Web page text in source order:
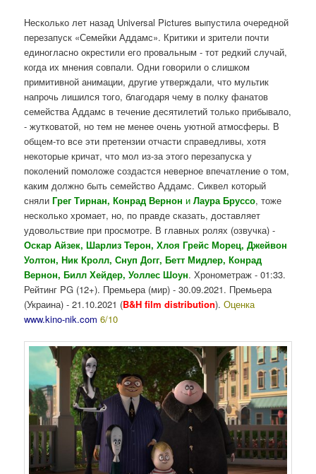
Несколько лет назад Universal Pictures выпустила очередной
перезапуск «Семейки Аддамс». Критики и зрители почти
единогласно окрестили его провальным - тот редкий случай,
когда их мнения совпали. Одни говорили о слишком
примитивной анимации, другие утверждали, что мультик
напрочь лишился того, благодаря чему в полку фанатов
семейства Аддамс в течение десятилетий только прибывало,
- жутковатой, но тем не менее очень уютной атмосферы. В
общем-то все эти претензии отчасти справедливы, хотя
некоторые кричат, что мол из-за этого перезапуска у
поколений помоложе создастся неверное впечатление о том,
каким должно быть семейство Аддамс. Сиквел который
снялиГрег Тирнан, Конрад ВернониЛаура Бруссо, тоже
несколько хромает, но, по правде сказать, доставляет
удовольствие при просмотре. В главных ролях (озвучка) -
Оскар Айзек, Шарлиз Терон, Хлоя Грейс Морец, Джейвон
Уолтон, Ник Кролл, Снуп Догг, Бетт Мидлер, Конрад
Вернон, Билл Хейдер, Уоллес Шоун. Хронометраж - 01:33.
Рейтинг PG (12+). Премьера (мир) - 30.09.2021. Премьера
(Украина) - 21.10.2021 (B&H film distribution).Оценка
www.kino-nik.com 6/10